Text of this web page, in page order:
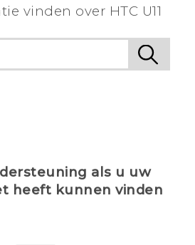
vinden over HTC U11
als u uw
heeft kunnen vinden